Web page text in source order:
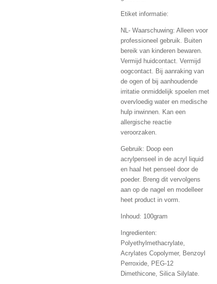
Etiket informatie:
NL- Waarschuwing: Alleen voor
professioneel gebruik. Buiten
bereik van kinderen bewaren.
Vermijd huidcontact. Vermijd
oogcontact. Bij aanraking van
de ogen of bij aanhoudende
irritatie onmiddelijk spoelen met
overvloedig water en medische
hulp inwinnen. Kan een
allergische reactie
veroorzaken.
Gebruik: Doop een
acrylpenseel in de acryl liquid
en haal het penseel door de
poeder. Breng dit vervolgens
aan op de nagel en modelleer
heet product in vorm.
Inhoud: 100gram
Ingredienten:
Polyethylmethacrylate,
Acrylates Copolymer, Benzoyl
Perroxide, PEG-12
Dimethicone, Silica Silylate.